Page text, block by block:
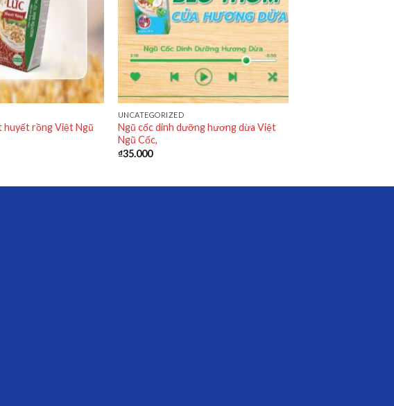
huyết rồng Việt Ngũ
UNCATEGORIZED
Ngũ cốc dinh dưỡng hương dừa Việt
Ngũ Cốc,
₫35.000